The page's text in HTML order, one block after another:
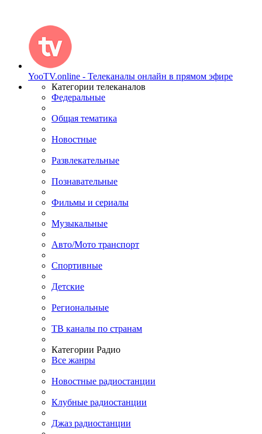
YooTV.online - Телеканалы онлайн в прямом эфире
Категории телеканалов
Федеральные
Общая тематика
Новостные
Развлекательные
Познавательные
Фильмы и сериалы
Музыкальные
Авто/Мото транспорт
Спортивные
Детские
Региональные
ТВ каналы по странам
Категории Радио
Все жанры
Новостные радиостанции
Клубные радиостанции
Джаз радиостанции